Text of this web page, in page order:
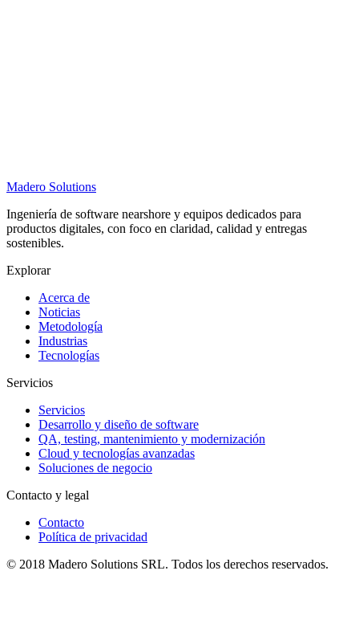
Madero Solutions
Ingeniería de software nearshore y equipos dedicados para
productos digitales, con foco en claridad, calidad y entregas
sostenibles.
Explorar
Acerca de
Noticias
Metodología
Industrias
Tecnologías
Servicios
Servicios
Desarrollo y diseño de software
QA, testing, mantenimiento y modernización
Cloud y tecnologías avanzadas
Soluciones de negocio
Contacto y legal
Contacto
Política de privacidad
© 2018 Madero Solutions SRL. Todos los derechos reservados.